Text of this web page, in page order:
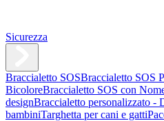
Sicurezza
Braccialetto SOSBraccialetto SOS
BicoloreBraccialetto SOS con
designBraccialetto personalizzato -
bambiniTarghetta per cani e gatti